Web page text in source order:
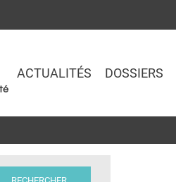
ACTUALITÉS DOSSIERS